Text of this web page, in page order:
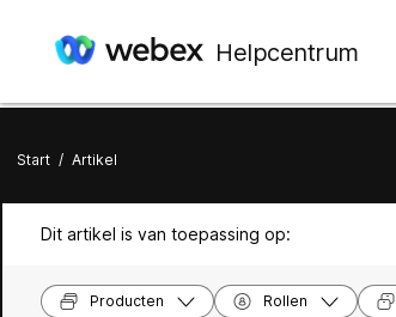
Helpcentrum
Start / Artikel
Dit artikel is van toepassing op:
Producten Rollen